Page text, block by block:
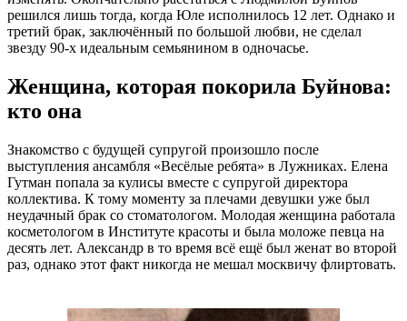
решился лишь тогда, когда Юле исполнилось 12 лет. Однако и
третий брак, заключённый по большой любви, не сделал
звезду 90-х идеальным семьянином в одночасье.
Женщина, которая покорила Буйнова:
кто она
Знакомство с будущей супругой произошло после
выступления ансамбля «Весёлые ребята» в Лужниках. Елена
Гутман попала за кулисы вместе с супругой директора
коллектива. К тому моменту за плечами девушки уже был
неудачный брак со стоматологом. Молодая женщина работала
косметологом в Институте красоты и была моложе певца на
десять лет. Александр в то время всё ещё был женат во второй
раз, однако этот факт никогда не мешал москвичу флиртовать.